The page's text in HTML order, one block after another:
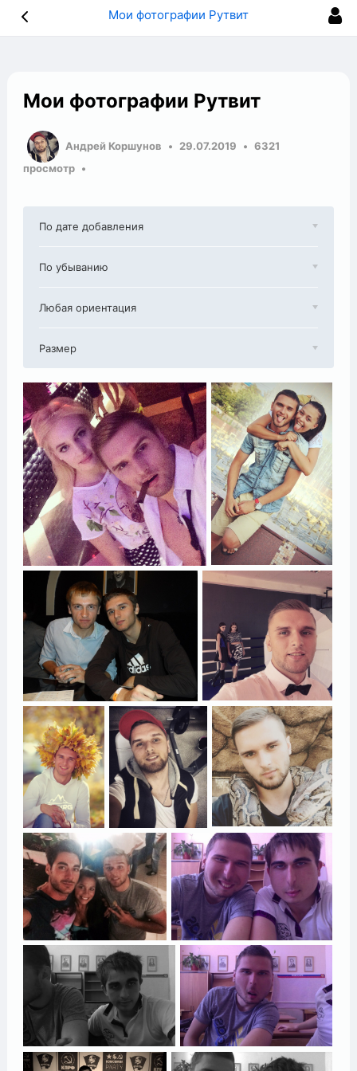
Мои фотографии Рутвит
Мои фотографии Рутвит
Андрей Коршунов 29.07.2019
6321
просмотр
По дате добавления
По убыванию
Любая ориентация
Размер